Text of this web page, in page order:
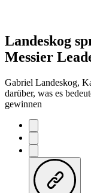
Landeskog
Messier
Gabriel Landeskog,
darüber, was es
gewinnen